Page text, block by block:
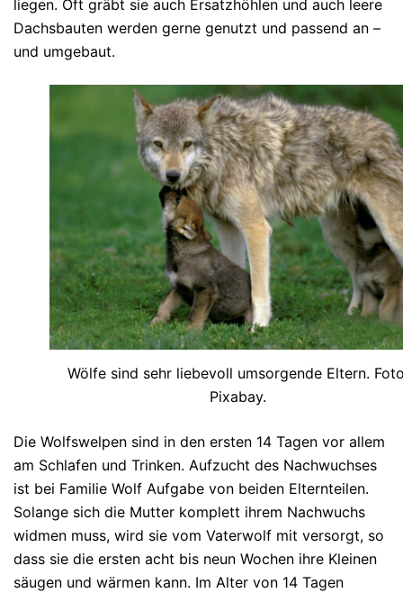
liegen. Oft gräbt sie auch Ersatzhöhlen und auch leere
Dachsbauten werden gerne genutzt und passend an –
und umgebaut.
Wölfe sind sehr liebevoll umsorgende Eltern.
Pixabay.
Die Wolfswelpen sind in den ersten 14 Tagen vor allem
am Schlafen und Trinken. Aufzucht des Nachwuchses
ist bei Familie Wolf Aufgabe von beiden Elternteilen.
Solange sich die Mutter komplett ihrem Nachwuchs
widmen muss, wird sie vom Vaterwolf mit versorgt, so
dass sie die ersten acht bis neun Wochen ihre Kleinen
säugen und wärmen kann. Im Alter von 14 Tagen